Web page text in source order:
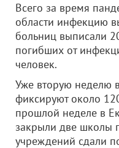
Всего за время
области инфекцию
больниц выписали
погибших от
человек.
Уже вторую неделю
фиксируют около
прошлой неделе в
закрыли две школы
учреждений сдали